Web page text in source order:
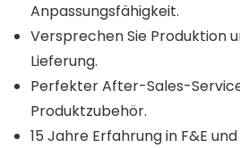
Anpassungsfähigkeit.
Versprechen Sie Produktion
Lieferung.
Perfekter After-Sales-
Produktzubehör.
15 Jahre Erfahrung in F&E